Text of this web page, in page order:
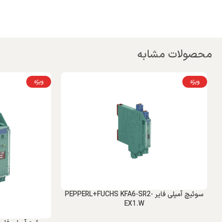
محصولات مشابه
ویژه
سوئیچ آمپلی فایر PEPPERL+FUCHS KFA6-SR2-
EX1.W
ویژه